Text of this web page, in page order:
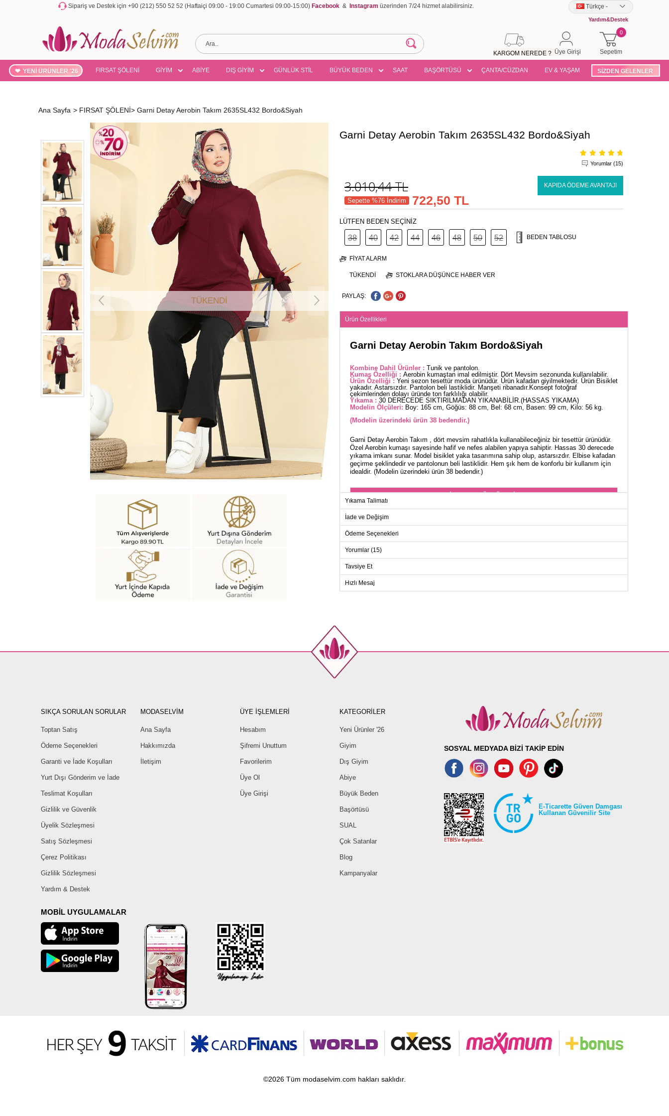
Sipariş ve Destek için +90 (212) 550 52 52 (Haftaiçi 09:00 - 19:00 Cumartesi 09:00-15:00) Facebook & Instagram üzerinden 7/24 hizmet alabilirsiniz. Türkçe -
Yardım&Destek
Sepetim
0
Üye Girişi
KARGOM NEREDE ?
YENİ ÜRÜNLER '26 FIRSAT ŞÖLENİ GİYİM ABİYE DIŞ GİYİM GÜNLÜK STİL BÜYÜK BEDEN SAAT BAŞÖRTÜSÜ ÇANTA/CÜZDAN EV & YAŞAM SİZDEN GELENLER
Ana Sayfa > FIRSAT ŞÖLENİ> Garni Detay Aerobin Takım 2635SL432 Bordo&Siyah
TÜKENDİ
Garni Detay Aerobin Takım 2635SL432 Bordo&Siyah
Yorumlar (15)
3.010,44TL KAPIDA ÖDEME AVANTAJI
Sepette %76 İndirim 722,50 TL
LÜTFEN BEDEN SEÇİNİZ
38 40 42 44 46 48 50 52 BEDEN TABLOSU
FIYAT ALARM
TÜKENDI STOKLARA DÜŞÜNCE HABER VER
PAYLAŞ:
Ürün Özellikleri
Garni Detay Aerobin Takım Bordo&Siyah
Kombine Dahil Ürünler : Tunik ve pantolon.
Kumaş Özelliği : Aerobin kumaştan imal edilmiştir. Dört Mevsim sezonunda kullanılabilir.
Ürün Özelliği : Yeni sezon tesettür moda ürünüdür. Ürün kafadan giyilmektedir. Ürün Bisiklet
yakadır. Astarsızdır. Pantolon beli lastiklidir. Manşeti ribanadır.Konsept fotoğraf
çekimlerinden dolayı üründe ton farklılığı olabilir.
Yıkama : 30 DERECEDE SIKTIRILMADAN YIKANABİLİR.(HASSAS YIKAMA)
Modelin Ölçüleri: Boy: 165 cm, Göğüs: 88 cm, Bel: 68 cm, Basen: 99 cm, Kilo: 56 kg.
(Modelin üzerindeki ürün 38 bedendir.)
Garni Detay Aerobin Takım , dört mevsim rahatlıkla kullanabileceğiniz bir tesettür ürünüdür.
Özel Aerobin kumaşı sayesinde hafif ve nefes alabilen yapıya sahiptir. Hassas 30 derecede
yıkama imkanı sunar. Model bisiklet yaka tasarımına sahip olup, astarsızdır. Elbise kafadan
geçirme şeklindedir ve pantolonun beli lastiklidir. Hem şık hem de konforlu bir kullanım için
idealdir. (Modelin üzerindeki ürün 38 bedendir.)
Beden
Göğüs
Boy
46
116
87
101
101
101
Yıkama Talimatı
İade ve Değişim
Ödeme Seçenekleri
Yorumlar (15)
Tavsiye Et
Hızlı Mesaj
SIKÇA SORULAN SORULAR
Toptan Satış
Ödeme Seçenekleri
Garanti ve İade Koşulları
Yurt Dışı Gönderim ve İade
Teslimat Koşulları
Gizlilik ve Güvenlik
Üyelik Sözleşmesi
Satış Sözleşmesi
Çerez Politikası
Gizlilik Sözleşmesi
Yardım & Destek
MODASELVİM
Ana Sayfa
Hakkımızda
İletişim
ÜYE İŞLEMLERİ
Hesabım
Şifremi Unuttum
Favorilerim
Üye Ol
Üye Girişi
KATEGORİLER
Yeni Ürünler '26
Giyim
Dış Giyim
Abiye
Büyük Beden
Başörtüsü
SUAL
Çok Satanlar
Blog
Kampanyalar
MOBİL UYGULAMALAR
SOSYAL MEDYADA BİZİ TAKİP EDİN
E-Ticarette Güven Damgası
Kullanan Güvenilir Site
©2026 Tüm modaselvim.com hakları saklıdır.